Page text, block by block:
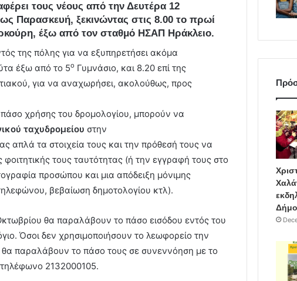
τους νέους από την Δευτέρα 12
Παρασκευή, ξεκινώντας στις 8.00 το πρωί
έξω από τον σταθμό ΗΣΑΠ Ηράκλειο.
της πόλης για να εξυπηρετήσει ακόμα
έξω από το 5ο Γυμνάσιο, και 8.20 επί της
για να αναχωρήσει, ακολούθως, προς
χρήσης του δρομολογίου, μπορούν να
ταχυδρομείου στην
απλά τα στοιχεία τους και την πρόθεσή τους να
τους ταυτότητας (ή την εγγραφή τους στο
προσώπου και μια απόδειξη μόνιμης
βεβαίωση δημοτολογίου κτλ).
θα παραλάβουν το πάσο εισόδου εντός του
Όσοι δεν χρησιμοποιήσουν το λεωφορείο την
θα παραλάβουν το πάσο τους σε συνεννόηση με το
2132000105.